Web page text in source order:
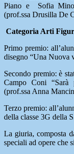
Piano e Sofia
(prof.ssa Drusilla De
Categoria Arti
Primo premio:
disegno “Una Nuova
Secondo premio: è
Campo Coni
(prof.ssa Anna
Terzo premio:
della classe 3G della
La giuria, composta
speciali ad opere che